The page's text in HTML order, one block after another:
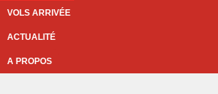
VOLS ARRIVÉE
ACTUALITÉ
A PROPOS